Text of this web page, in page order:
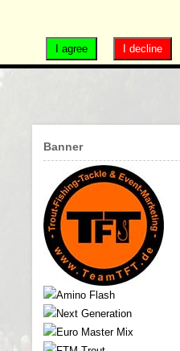
Banner
I decline
I agree